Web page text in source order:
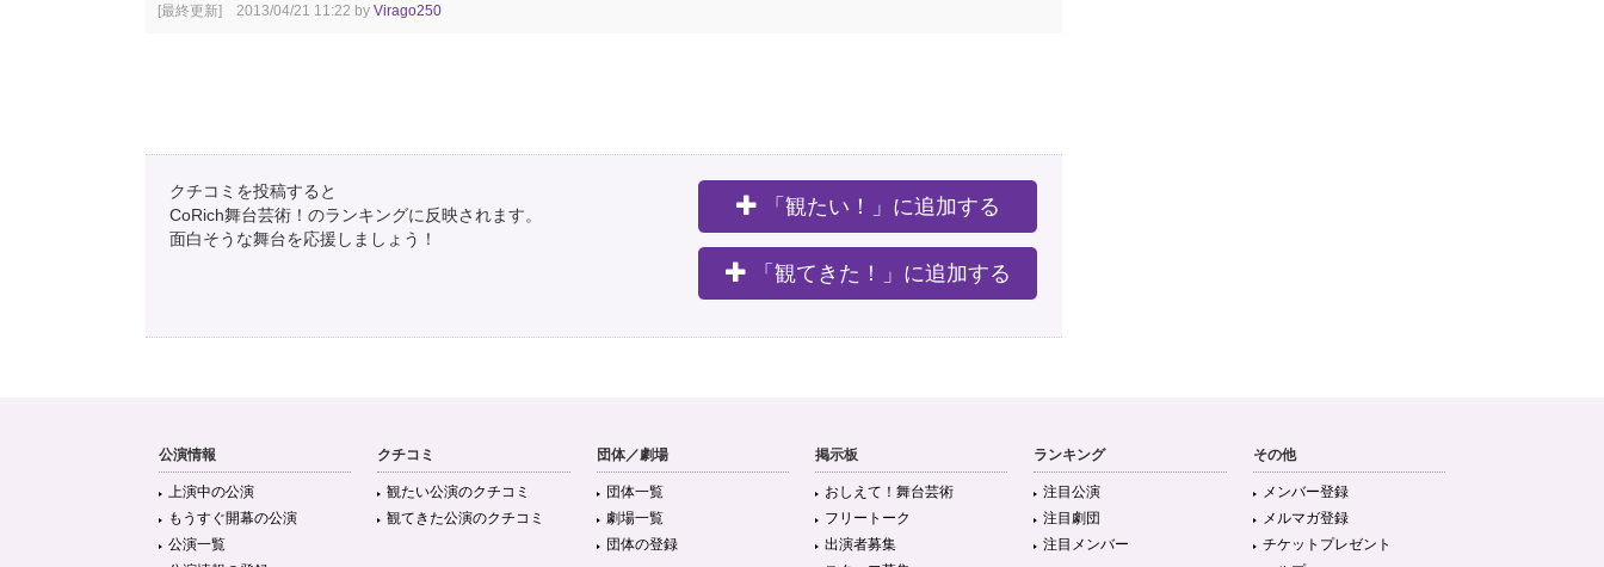
[最終更新] 2013/04/21 11:22 by Virago250
クチコミを投稿すると
CoRich舞台芸術！のランキングに反映されます。
面白そうな舞台を応援しましょう！
「観たい！」に追加する
「観てきた！」に追加する
公演情報
上演中の公演
もうすぐ開幕の公演
公演一覧
クチコミ
観たい公演のクチコミ
観てきた公演のクチコミ
団体／劇場
団体一覧
劇場一覧
団体の登録
掲示板
おしえて！舞台芸術
フリートーク
出演者募集
ランキング
注目公演
注目劇団
注目メンバー
その他
メンバー登録
メルマガ登録
チケットプレゼント